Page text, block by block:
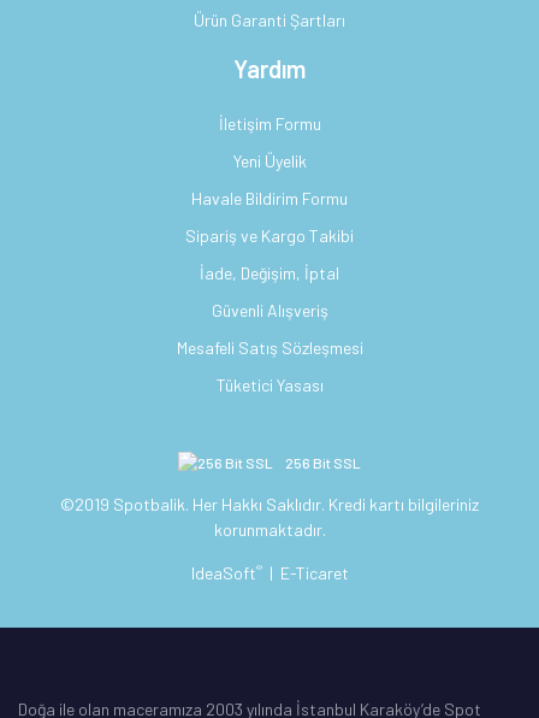
Ürün Garanti Şartları
Yardım
İletişim Formu
Yeni Üyelik
Havale Bildirim Formu
Sipariş ve Kargo Takibi
İade, Değişim, İptal
Güvenli Alışveriş
Mesafeli Satış Sözleşmesi
Tüketici Yasası
256 Bit SSL
©2019 Spotbalik. Her Hakkı Saklıdır. Kredi kartı bilgileriniz
korunmaktadır.
IdeaSoft® | E-Ticaret
Doğa ile olan maceramıza 2003 yılında İstanbul Karaköy’de Spot